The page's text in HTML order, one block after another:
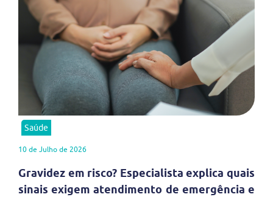
Saúde
10 de Julho de 2026
Gravidez em risco? Especialista explica quais
sinais exigem atendimento de emergência e